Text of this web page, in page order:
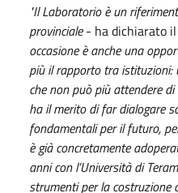
"Il Laboratorio è un
provinciale- ha dichiarato
occasione è anche una
più il rapporto tra istituzioni:
che non può più attendere
ha il merito di far dialogare
fondamentali per il futuro,
è già concretamente
anni con l’Università di
strumenti per la costruzione